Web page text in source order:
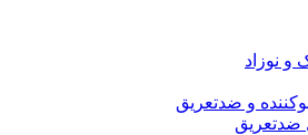
و نوزاد
و ضدتعریق
ضدتعریق